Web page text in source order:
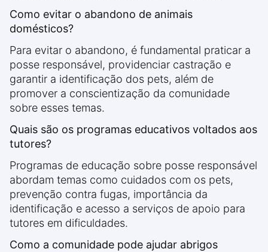
Como evitar o abandono de animais
domésticos?
Para evitar o abandono, é fundamental praticar a
posse responsável, providenciar castração e
garantir a identificação dos pets, além de
promover a conscientização da comunidade
sobre esses temas.
Quais são os programas educativos voltados aos
tutores?
Programas de educação sobre posse responsável
abordam temas como cuidados com os pets,
prevenção contra fugas, importância da
identificação e acesso a serviços de apoio para
tutores em dificuldades.
Como a comunidade pode ajudar abrigos